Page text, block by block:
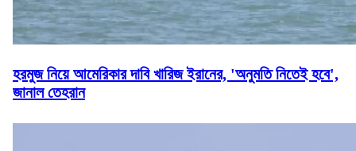
হরমুজ নিয়ে আমেরিকার দাবি খারিজ ইরানের, 'অনুমতি নিতেই হবে',
জানাল তেহরান